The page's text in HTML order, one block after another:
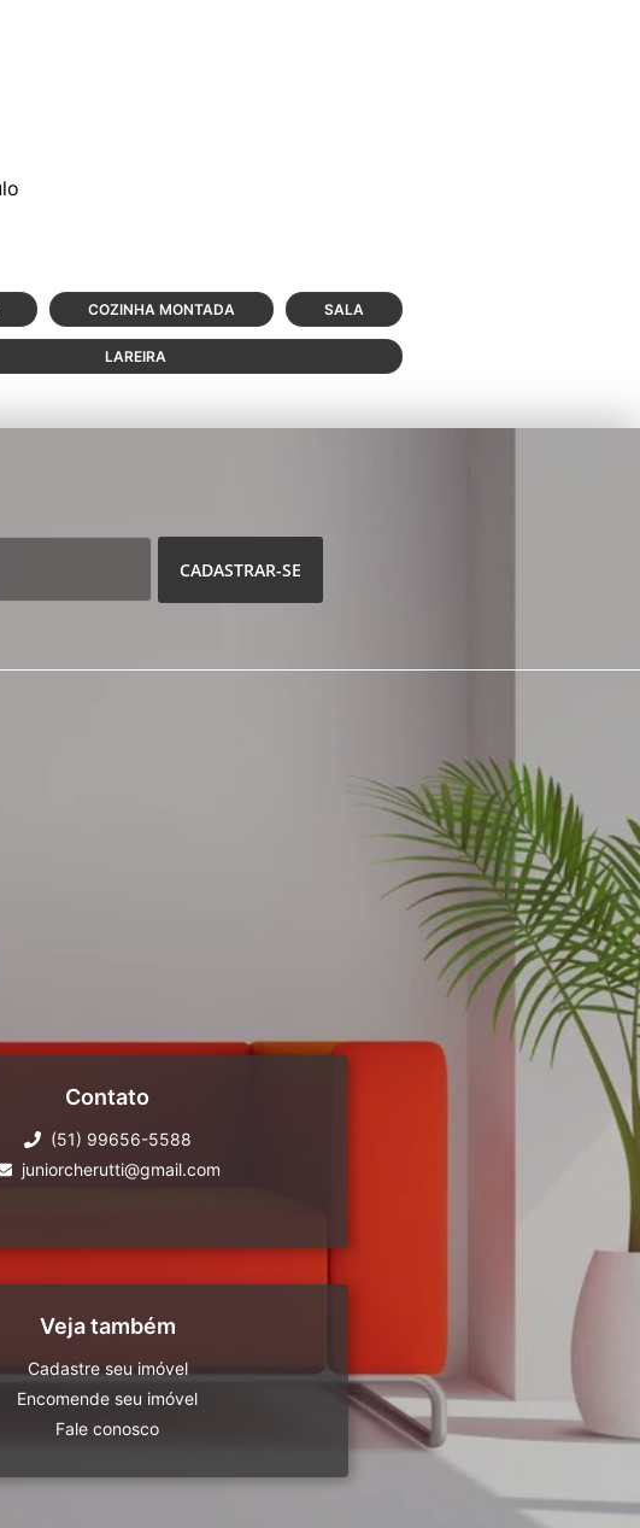
COZINHA MONTADA SALA
LAREIRA
CADASTRAR-SE
Contato
(51) 99656-5588
juniorcherutti@gmail.com
Veja também
Cadastre seu imóvel
Encomende seu imóvel
Fale conosco